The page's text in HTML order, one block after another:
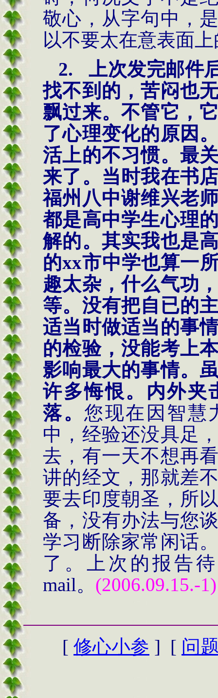
敬心，从字句中，
以不要太在意表面
2.
上次发完邮件
找不到的，苦闷也
飘过来。不管它，
了心理变化的原因
活上的不习惯。最
来了。当时我在书
福州八中谢维兴老
都是高中学生心理
解的。其实我也是
的xx市中学也算一
趣太杂，什么气功
等。没有把自已的
适当时做适当的事
的检验，没能考上
影响最大的事情。
许多悔恨。内外夹
落。 您现在因智慧
中，经验还没具足
去，有一天不想再
讲的经文，那就差
要去印度朝圣，所
备，没有办法与您
学习断除家常闲话
了。上次的报告
mail。 (2006.09.15.-1)
[ 修心小参 ] [ 问